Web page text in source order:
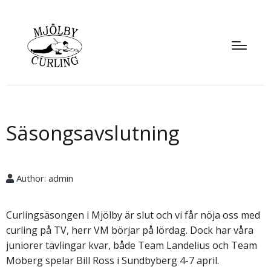
Säsongsavslutning
Author: admin
Curlingsäsongen i Mjölby är slut och vi får nöja oss med
curling på TV, herr VM börjar på lördag. Dock har våra
juniorer tävlingar kvar, både Team Landelius och Team
Moberg spelar Bill Ross i Sundbyberg 4-7 april.